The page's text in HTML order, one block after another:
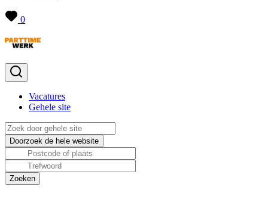
0
Vacatures
Gehele site